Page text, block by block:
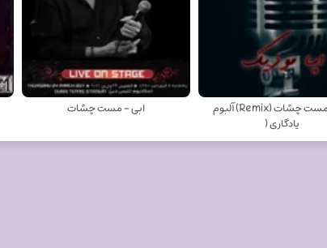
ابی - مست چشات (Remix) آلبوم
یادگاری (
ابی - مست چشات